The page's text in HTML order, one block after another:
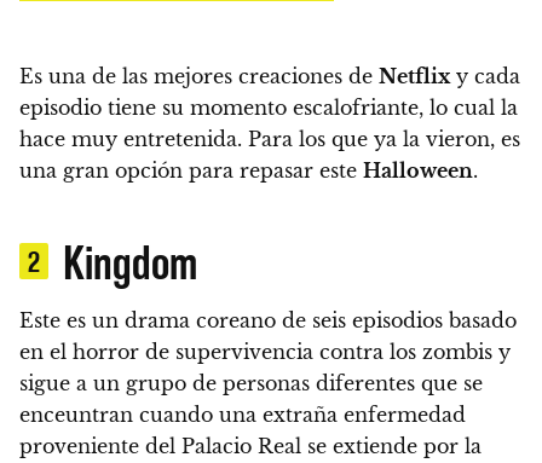
Es una de las mejores creaciones de Netflix y cada
episodio tiene su momento escalofriante, lo cual la
hace muy entretenida. Para los que ya la vieron, es
una gran opción para repasar este Halloween.
2 Kingdom
Este es un drama coreano de seis episodios basado
en el horror de supervivencia contra los zombis y
sigue a un grupo de personas diferentes que se
enceuntran cuando una extraña enfermedad
proveniente del Palacio Real se extiende por la